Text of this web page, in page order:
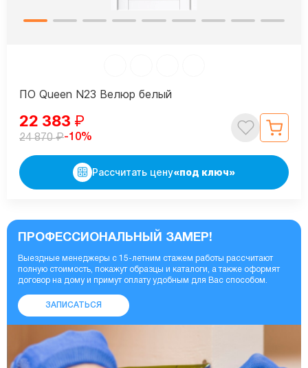
ПО Queen N23 Велюр белый
22 383 ₽
24 870₽-10%
Рассчитать цену«под ключ»
ПРОФЕССИОНАЛЬНЫЙ ЗАМЕР!
Выездные менеджеры с 15-летним стажем работы рассчитают
полную стоимость, покажут образцы и каталоги, а также оформят
договор на дому и примут оплату удобным для Вас способом.
ЗАПИСАТЬСЯ